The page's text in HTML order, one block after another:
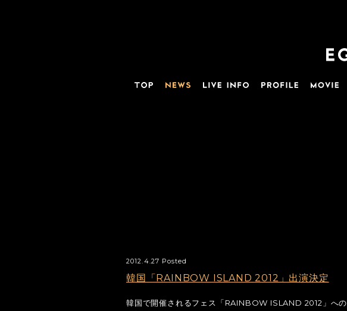
2012.4.27 Posted
韓国「RAINBOW ISLAND 2012」出演決定
韓国で開催されるフェス「RAINBOW ISLAND 2012」への